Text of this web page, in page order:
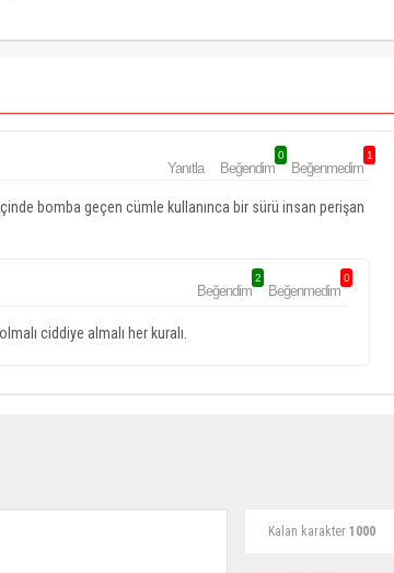
Yanıtla Beğendim
0
Beğenmedim
1
bomba geçen cümle kullanınca bir sürü insan perişan
Beğendim
2
Beğenmedim
0
ciddiye almalı her kuralı.
Kalan karakter 1000